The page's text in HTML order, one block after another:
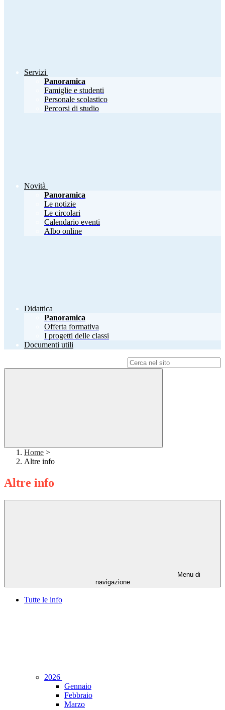
Servizi
Panoramica
Famiglie e studenti
Personale scolastico
Percorsi di studio
Novità
Panoramica
Le notizie
Le circolari
Calendario eventi
Albo online
Didattica
Panoramica
Offerta formativa
I progetti delle classi
Documenti utili
Home >
Altre info
Altre info
Menu di
navigazione
Tutte le info
2026
Gennaio
Febbraio
Marzo